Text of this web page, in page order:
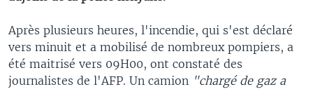
Après plusieurs heures, l'incendie, qui s'est déclaré
vers minuit et a mobilisé de nombreux pompiers, a
été maitrisé vers 09H00, ont constaté des
journalistes de l'AFP. Un camion "chargé de gaz a